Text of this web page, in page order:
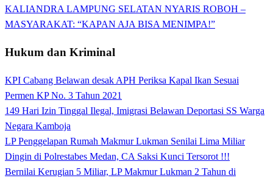
KALIANDRA LAMPUNG SELATAN NYARIS ROBOH –
MASYARAKAT: “KAPAN AJA BISA MENIMPA!”
Hukum dan Kriminal
KPI Cabang Belawan desak APH Periksa Kapal Ikan Sesuai
Permen KP No. 3 Tahun 2021
149 Hari Izin Tinggal Ilegal, Imigrasi Belawan Deportasi SS Warga
Negara Kamboja
LP Penggelapan Rumah Makmur Lukman Senilai Lima Miliar
Dingin di Polrestabes Medan, CA Saksi Kunci Tersorot !!!
Bernilai Kerugian 5 Miliar, LP Makmur Lukman 2 Tahun di